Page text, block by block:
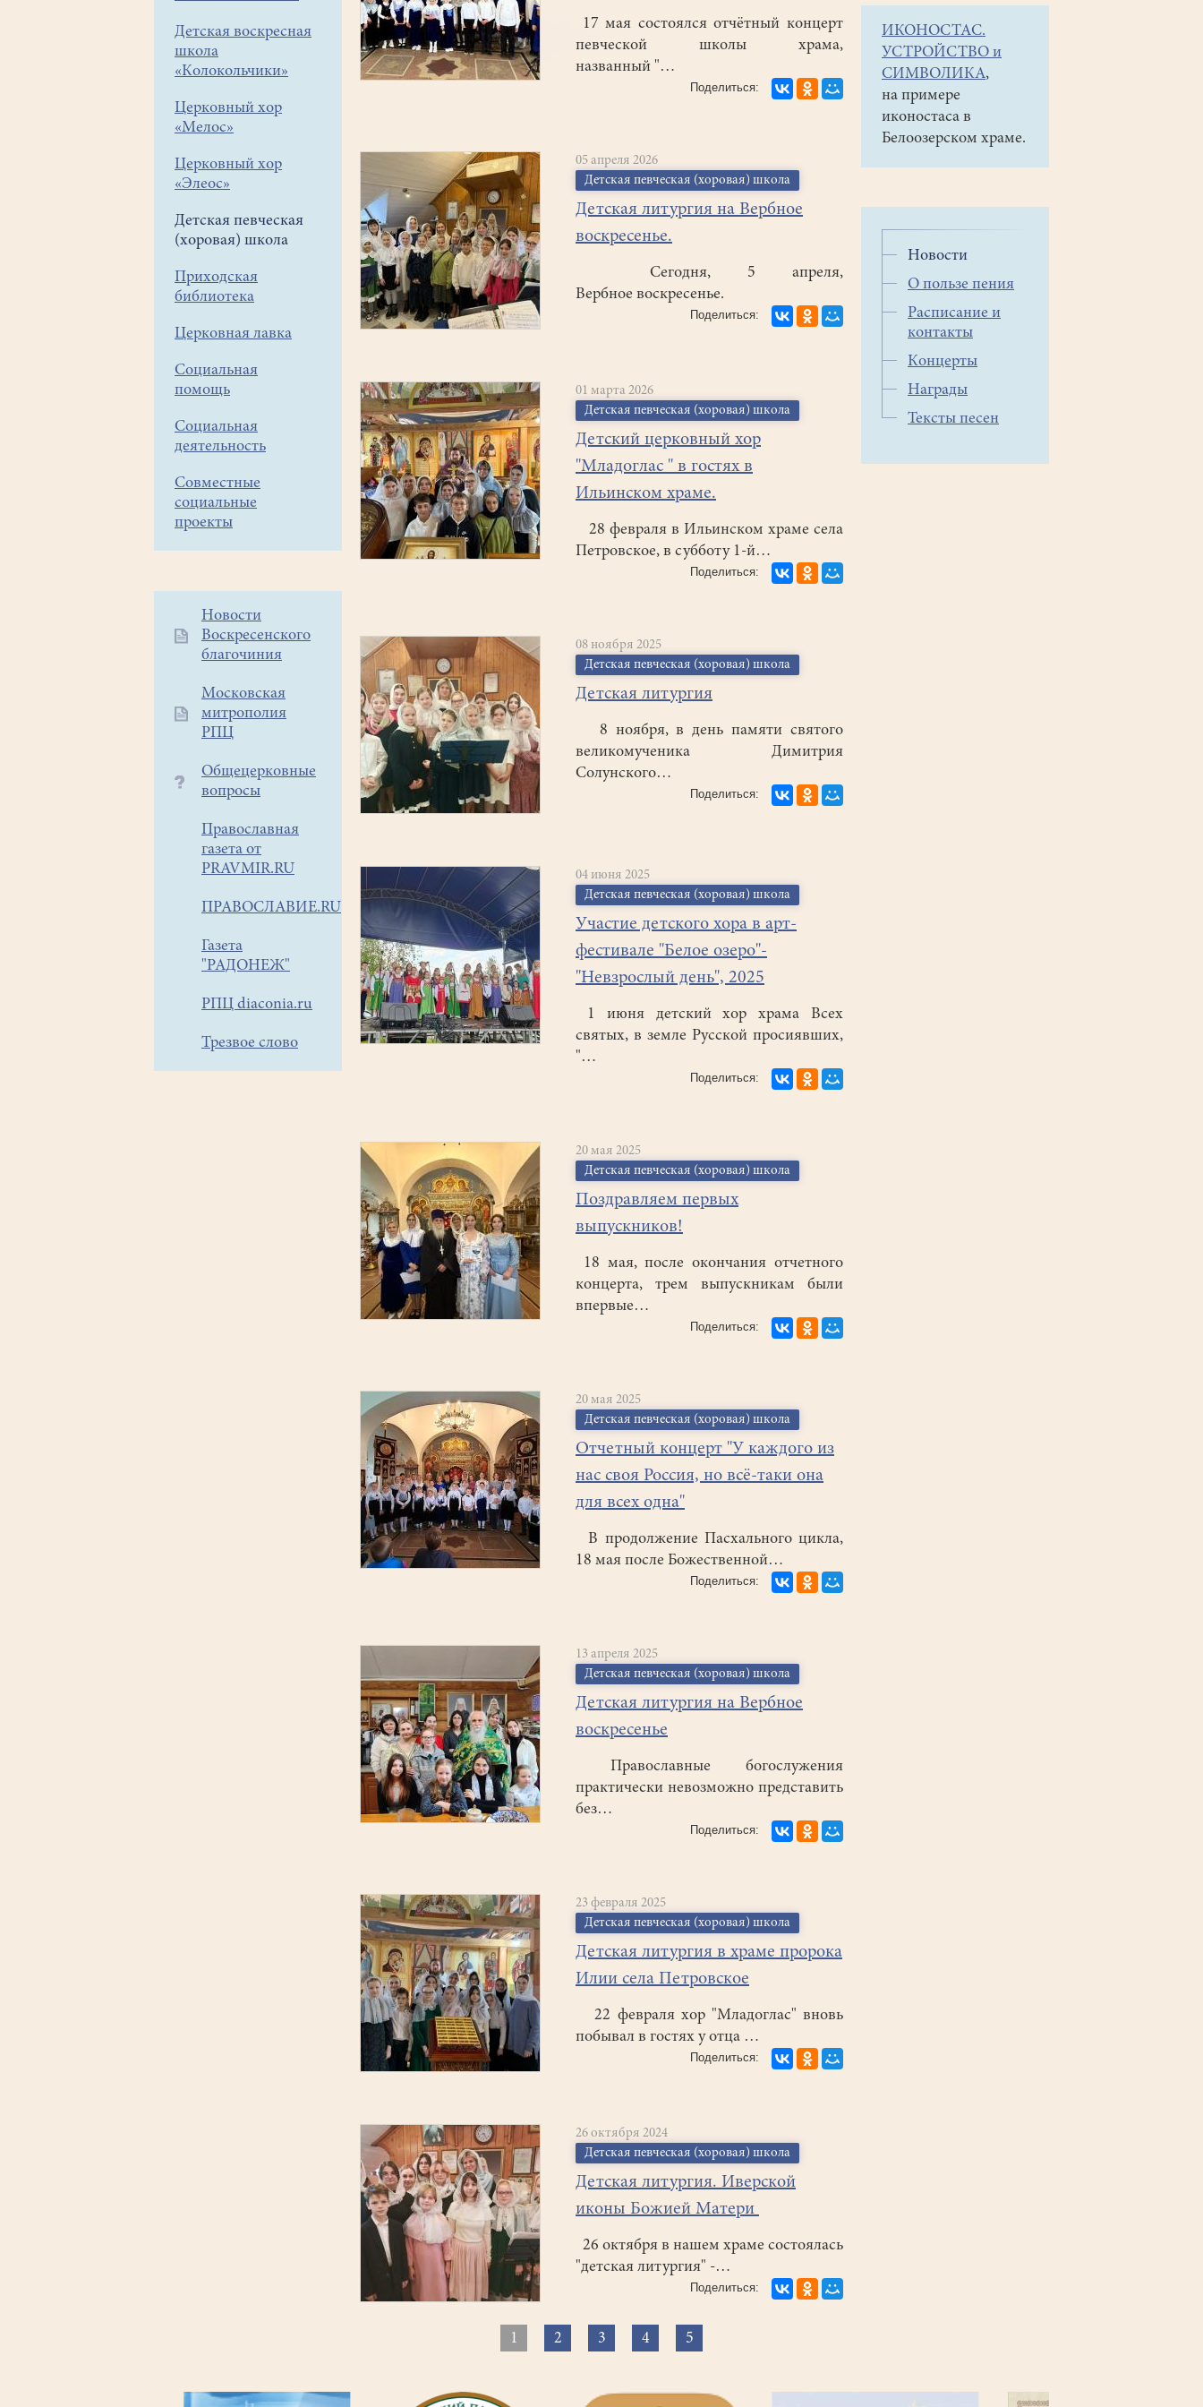
Детская воскресная
школа
«Колокольчики»
Церковный хор
«Мелос»
Церковный хор
«Элеос»
Детская певческая
(хоровая) школа
Приходская
библиотека
Церковная лавка
Социальная
помощь
Социальная
деятельность
Совместные
социальные
проекты
Дополнительное
меню
Новости
Воскресенского
благочиния
Московская
митрополия
РПЦ
Общецерковные
вопросы
Православная
газета от
PRAVMIR.RU
ПРАВОСЛАВИЕ.RU
Газета
"РАДОНЕЖ"
РПЦ diaconia.ru
Трезвое слово
17 мая состоялся отчётный концерт
певческой школы храма,
названный "…
05 апреля 2026
Детская певческая (хоровая) школа
Детская литургия на Вербное
воскресенье.
Сегодня, 5 апреля,
Вербное воскресенье.
01 марта 2026
Детская певческая (хоровая) школа
Детский церковный хор
"Младоглас " в гостях в
Ильинском храме.
28 февраля в Ильинском храме села
Петровское, в субботу 1-й…
08 ноября 2025
Детская певческая (хоровая) школа
Детская литургия
8 ноября, в день памяти святого
великомученика Димитрия
Солунского…
04 июня 2025
Детская певческая (хоровая) школа
Участие детского хора в арт-
фестивале "Белое озеро"-
"Невзрослый день", 2025
1 июня детский хор храма Всех
святых, в земле Русской просиявших,
"…
20 мая 2025
Детская певческая (хоровая) школа
Поздравляем первых
выпускников!
18 мая, после окончания отчетного
концерта, трем выпускникам были
впервые…
20 мая 2025
Детская певческая (хоровая) школа
Отчетный концерт "У каждого из
нас своя Россия, но всё-таки она
для всех одна"
В продолжение Пасхального цикла,
18 мая после Божественной…
13 апреля 2025
Детская певческая (хоровая) школа
Детская литургия на Вербное
воскресенье
Православные богослужения
практически невозможно представить
без…
23 февраля 2025
Детская певческая (хоровая) школа
Детская литургия в храме пророка
Илии села Петровское
22 февраля хор "Младоглас" вновь
побывал в гостях у отца …
26 октября 2024
Детская певческая (хоровая) школа
Детская литургия. Иверской
иконы Божией Матери
26 октября в нашем храме состоялась
"детская литургия" -…
Текущая
1 Страница
2 Страница
3 Страница
4 Страница
5
ИКОНОСТАС.
УСТРОЙСТВО и
СИМВОЛИКА,
на примере
иконостаса в
Белоозерском храме.
Новости
О пользе пения
Расписание и
контакты
Концерты
Награды
Тексты песен